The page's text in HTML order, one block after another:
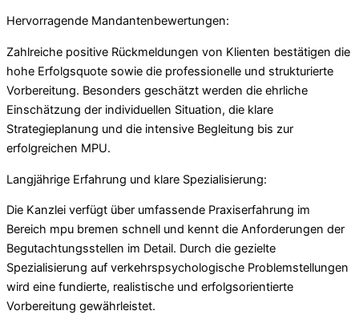
Hervorragende Mandantenbewertungen:
Zahlreiche positive Rückmeldungen von Klienten bestätigen die
hohe Erfolgsquote sowie die professionelle und strukturierte
Vorbereitung. Besonders geschätzt werden die ehrliche
Einschätzung der individuellen Situation, die klare
Strategieplanung und die intensive Begleitung bis zur
erfolgreichen MPU.
Langjährige Erfahrung und klare Spezialisierung:
Die Kanzlei verfügt über umfassende Praxiserfahrung im
Bereich mpu bremen schnell und kennt die Anforderungen der
Begutachtungsstellen im Detail. Durch die gezielte
Spezialisierung auf verkehrspsychologische Problemstellungen
wird eine fundierte, realistische und erfolgsorientierte
Vorbereitung gewährleistet.